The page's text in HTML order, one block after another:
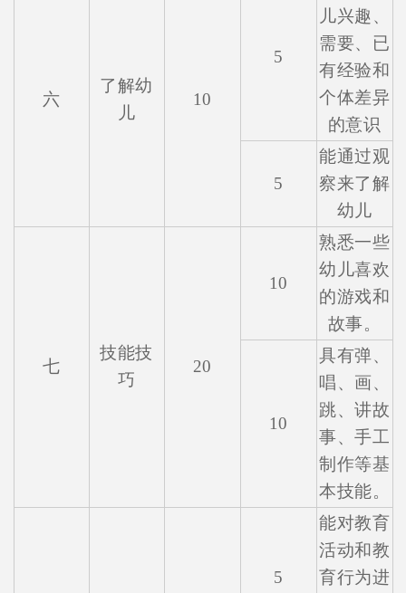
六
了解幼
儿
10
5
儿兴趣、
需要、已
有经验和
个体差异
的意识
5
能通过观
察来了解
幼儿
七
技能技
巧
20
10
熟悉一些
幼儿喜欢
的游戏和
故事。
10
具有弹、
唱、画、
跳、讲故
事、手工
制作等基
本技能。
5
能对教育
活动和教
育行为进